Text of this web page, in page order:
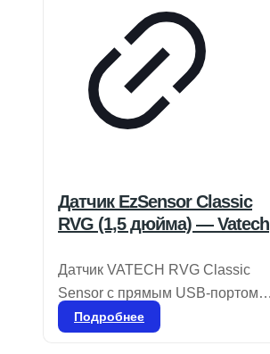
Датчик EzSensor Classic
RVG (1,5 дюйма) — Vatech
Датчик VATECH RVG Classic
Sensor с прямым USB-портом
отличается компактностью и
Подробнее